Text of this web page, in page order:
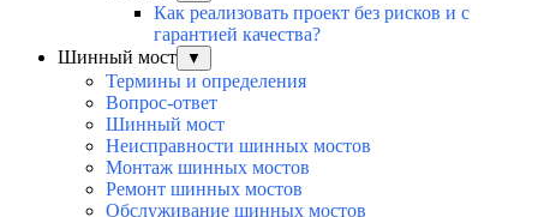
Как реализовать проект без рисков и с
гарантией качества?
Шинный мост
▼
Термины и определения
Вопрос-ответ
Шинный мост
Неисправности шинных мостов
Монтаж шинных мостов
Ремонт шинных мостов
Обслуживание шинных мостов